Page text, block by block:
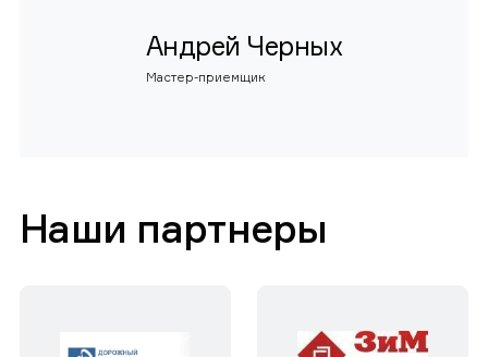
Андрей Черных
Мастер-приемщик
Наши партнеры